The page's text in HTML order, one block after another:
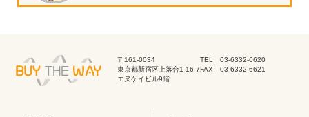
〒161-0034
東京都新宿区上落合1-16-7
エヌケイビル9階
TEL 03-6332-6620
FAX 03-6332-6621